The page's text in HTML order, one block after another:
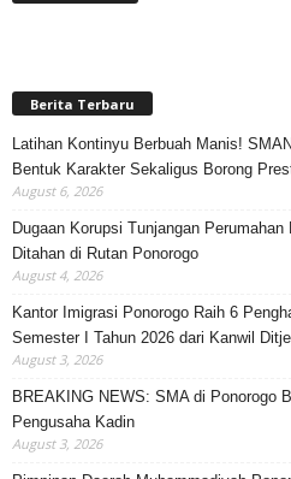
Berita Terbaru
Latihan Kontinyu Berbuah Manis!
Bentuk Karakter Sekaligus Borong
August 6, 2026
Dugaan Korupsi Tunjangan
Ditahan di Rutan Ponorogo
August 4, 2026
Kantor Imigrasi Ponorogo Raih 6
Semester I Tahun 2026 dari Kanwil
August 3, 2026
BREAKING NEWS: SMA di Ponorogo
Pengusaha Kadin
August 3, 2026